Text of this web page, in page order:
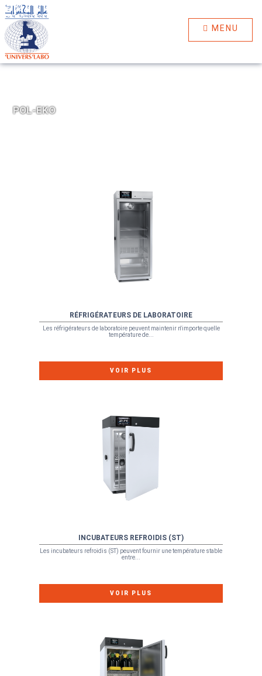
MENU
POL-EKO
RÉFRIGÉRATEURS DE LABORATOIRE
Les réfrigérateurs de laboratoire peuvent maintenir n'importe quelle
température de...
VOIR PLUS
INCUBATEURS REFROIDIS (ST)
Les incubateurs refroidis (ST) peuvent fournir une température stable
entre...
VOIR PLUS